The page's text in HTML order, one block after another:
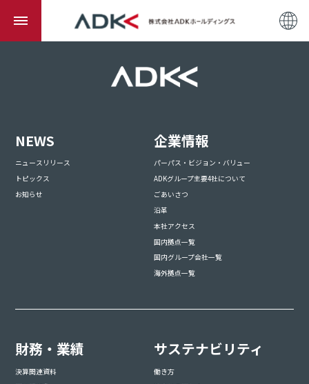
NEWS
ニュースリリース
トピックス
お知らせ
企業情報
パーパス・ビジョン・バリュー
ADKグループ主要4社について
ごあいさつ
沿革
本社アクセス
国内拠点一覧
国内グループ会社一覧
海外拠点一覧
財務・業績
決算関連資料
サステナビリティ
働き方